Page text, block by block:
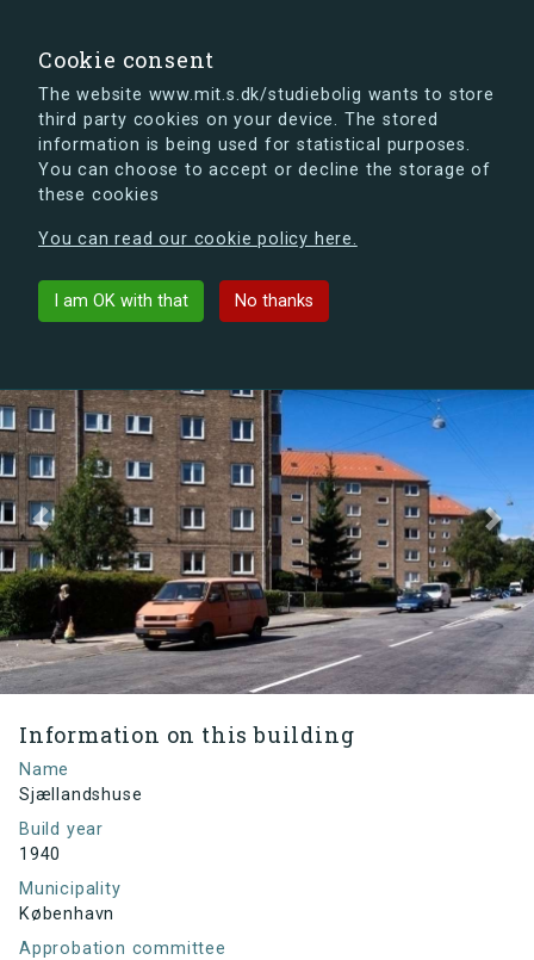
Cookie consent
The website www.mit.s.dk/studiebolig wants to store
third party cookies on your device. The stored
information is being used for statistical purposes.
You can choose to accept or decline the storage of
these cookies
You can read our cookie policy here.
I am OK with that No thanks
s.dk is getting a new look soon. If you're curious, you
can already take a peek at what the new s.dk will look
List buildings Sjællandshuse
Previous Next
Information on this building
Name
Sjællandshuse
Build year
1940
Municipality
København
Approbation committee